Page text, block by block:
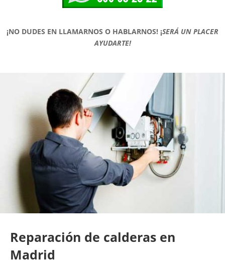
¡NO DUDES EN LLAMARNOS O HABLARNOS! ¡SERÁ UN PLACER
AYUDARTE!
Reparación de calderas en
Madrid